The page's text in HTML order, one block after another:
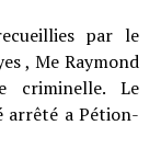
par le
, Me Raymond
criminelle. Le
arrêté a Pétion-